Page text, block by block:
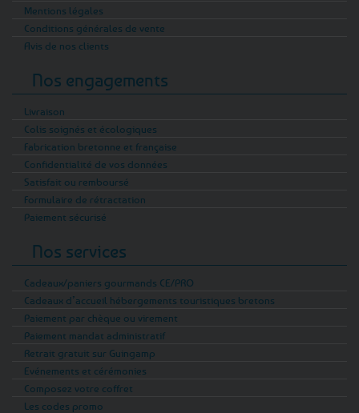
Mentions légales
Conditions générales de vente
Avis de nos clients
Nos engagements
Livraison
Colis soignés et écologiques
Fabrication bretonne et française
Confidentialité de vos données
Satisfait ou remboursé
Formulaire de rétractation
Paiement sécurisé
Nos services
Cadeaux/paniers gourmands CE/PRO
Cadeaux d’accueil hébergements touristiques bretons
Paiement par chèque ou virement
Paiement mandat administratif
Retrait gratuit sur Guingamp
Evénements et cérémonies
Composez votre coffret
Les codes promo